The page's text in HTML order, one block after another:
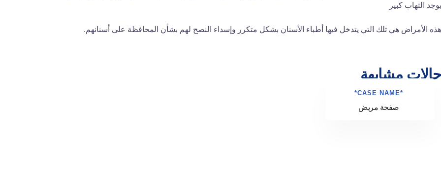
يوجد التهاب كبير
هذه الأمراض هي تلك التي يتدخل فيها أطباء الأسنان بشكل متكرر وإسداء النصح لهم بشأن المحافظة على أسنانهم.
حالات مشابهة
*CASE NAME*
صفحة مريض